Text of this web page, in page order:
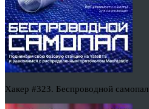
Хакер #323. Беспроводной самопал